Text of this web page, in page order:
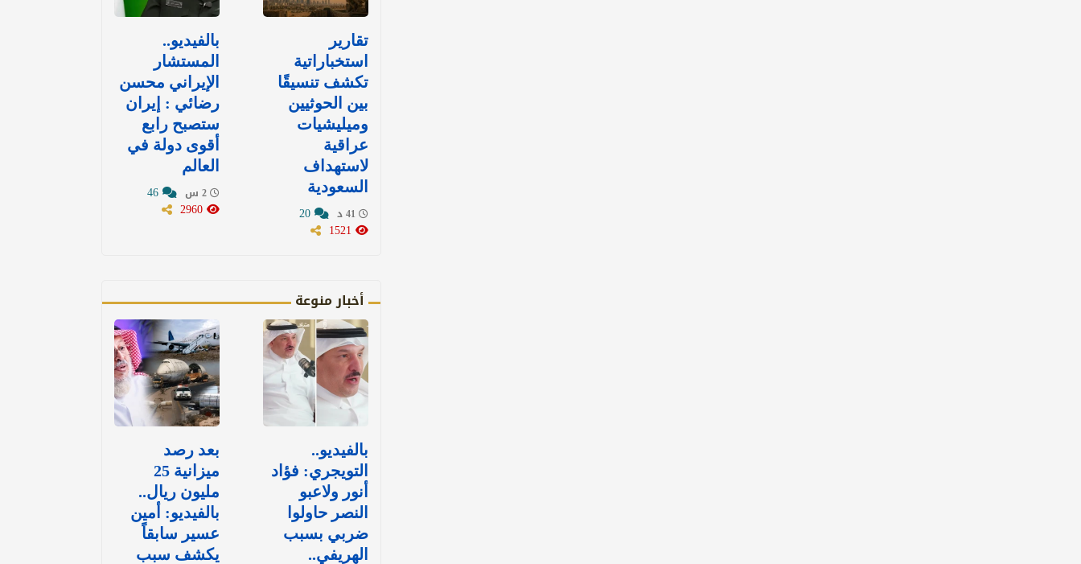
تقارير
استخباراتية
تكشف تنسيقًا
بين الحوثيين
وميليشيات
عراقية
لاستهداف
السعودية
بالفيديو..
المستشار
الإيراني محسن
رضائي : إيران
ستصبح رابع
أقوى دولة في
العالم
أخبار منوعة
بالفيديو..
التويجري: فؤاد
أنور ولاعبو
النصر حاولوا
ضربي بسبب
الهريفي..
بعد رصد
ميزانية 25
مليون ريال..
بالفيديو: أمين
عسير سابقاً
يكشف سبب